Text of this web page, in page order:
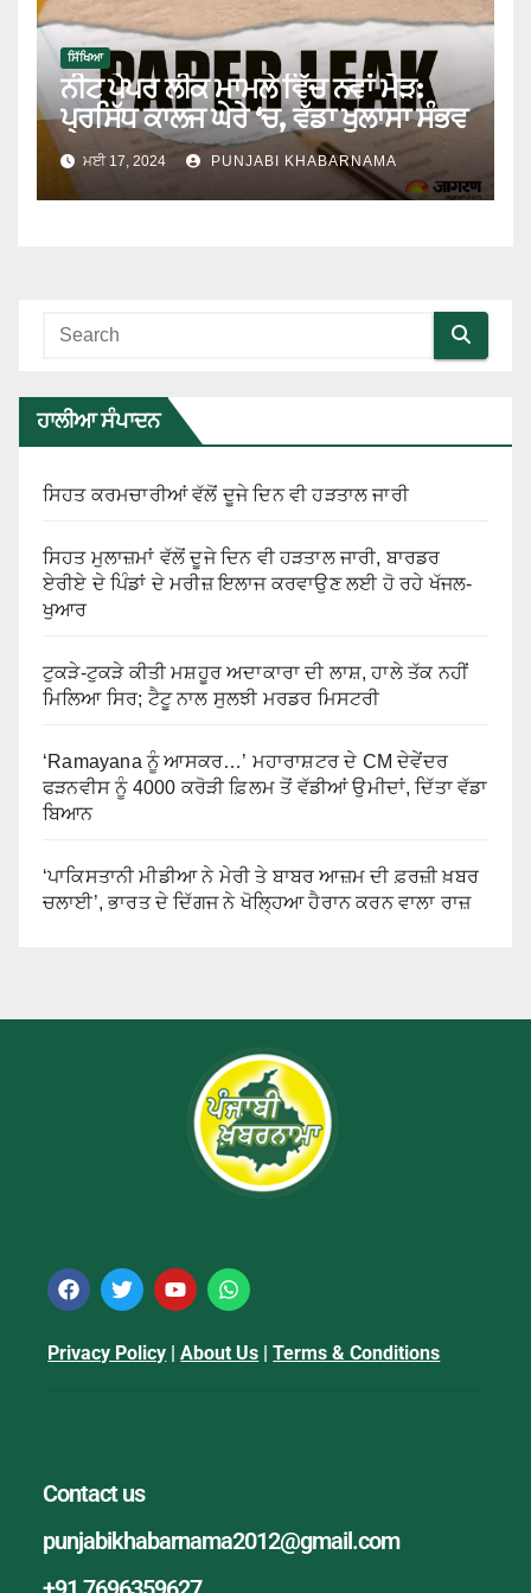
ਸਿੱਖਿਆ
ਨੀਟ ਪੇਪਰ ਲੀਕ ਮਾਮਲੇ ਵਿੱਚ ਨਵਾਂ ਮੋੜ:
ਪ੍ਰਸਿੱਧ ਕਾਲਜ ਘੇਰੇ ‘ਚ, ਵੱਡਾ ਖੁਲਾਸਾ ਸੰਭਵ
ਮਈ 17, 2024 PUNJABI KHABARNAMA
ਹਾਲੀਆ ਸੰਪਾਦਨ
ਸਿਹਤ ਕਰਮਚਾਰੀਆਂ ਵੱਲੋਂ ਦੂਜੇ ਦਿਨ ਵੀ ਹੜਤਾਲ ਜਾਰੀ
ਸਿਹਤ ਮੁਲਾਜ਼ਮਾਂ ਵੱਲੋਂ ਦੂਜੇ ਦਿਨ ਵੀ ਹੜਤਾਲ ਜਾਰੀ, ਬਾਰਡਰ
ਏਰੀਏ ਦੇ ਪਿੰਡਾਂ ਦੇ ਮਰੀਜ਼ ਇਲਾਜ ਕਰਵਾਉਣ ਲਈ ਹੋ ਰਹੇ ਖੱਜਲ-
ਖੁਆਰ
ਟੁਕੜੇ-ਟੁਕੜੇ ਕੀਤੀ ਮਸ਼ਹੂਰ ਅਦਾਕਾਰਾ ਦੀ ਲਾਸ਼, ਹਾਲੇ ਤੱਕ ਨਹੀਂ
ਮਿਲਿਆ ਸਿਰ; ਟੈਟੂ ਨਾਲ ਸੁਲਝੀ ਮਰਡਰ ਮਿਸਟਰੀ
‘Ramayana ਨੂੰ ਆਸਕਰ…’ ਮਹਾਰਾਸ਼ਟਰ ਦੇ CM ਦੇਵੇਂਦਰ
ਫੜਨਵੀਸ ਨੂੰ 4000 ਕਰੋੜੀ ਫ਼ਿਲਮ ਤੋਂ ਵੱਡੀਆਂ ਉਮੀਦਾਂ, ਦਿੱਤਾ ਵੱਡਾ
ਬਿਆਨ
‘ਪਾਕਿਸਤਾਨੀ ਮੀਡੀਆ ਨੇ ਮੇਰੀ ਤੇ ਬਾਬਰ ਆਜ਼ਮ ਦੀ ਫ਼ਰਜ਼ੀ ਖ਼ਬਰ
ਚਲਾਈ’, ਭਾਰਤ ਦੇ ਦਿੱਗਜ ਨੇ ਖੋਲ੍ਹਿਆ ਹੈਰਾਨ ਕਰਨ ਵਾਲਾ ਰਾਜ਼
Privacy Policy |About Us |Terms & Conditions
Contact us
punjabikhabarnama2012@gmail.com